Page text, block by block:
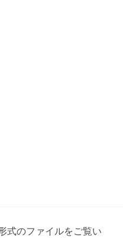
式のファイルをご覧い